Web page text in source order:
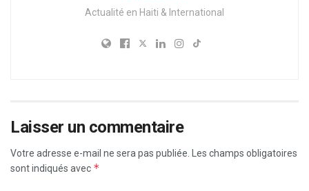
Actualité en Haiti & International
Laisser un commentaire
Votre adresse e-mail ne sera pas publiée. Les champs obligatoires
sont indiqués avec *